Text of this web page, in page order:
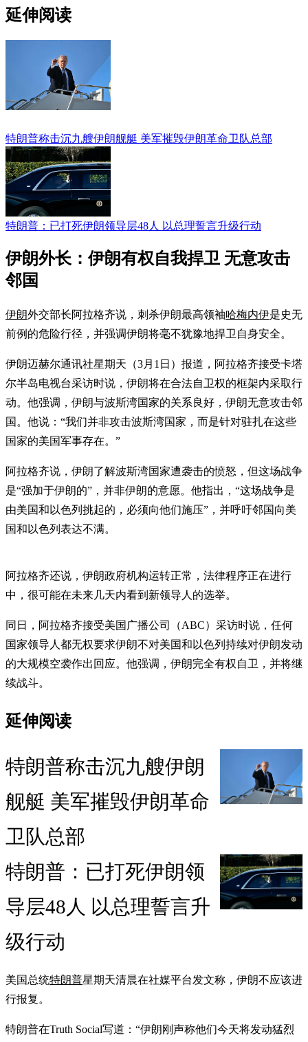
延伸阅读
特朗普称击沉九艘伊朗舰艇 美军摧毁伊朗革命卫队总部
特朗普：已打死伊朗领导层48人 以总理誓言升级行动
伊朗外长：伊朗有权自我捍卫 无意攻击
邻国
伊朗外交部长阿拉格齐说，刺杀伊朗最高领袖哈梅内伊是史无
前例的危险行径，并强调伊朗将毫不犹豫地捍卫自身安全。
伊朗迈赫尔通讯社星期天（3月1日）报道，阿拉格齐接受卡塔
尔半岛电视台采访时说，伊朗将在合法自卫权的框架内采取行
动。他强调，伊朗与波斯湾国家的关系良好，伊朗无意攻击邻
国。他说：“我们并非攻击波斯湾国家，而是针对驻扎在这些
国家的美国军事存在。”
阿拉格齐说，伊朗了解波斯湾国家遭袭击的愤怒，但这场战争
是“强加于伊朗的”，并非伊朗的意愿。他指出，“这场战争是
由美国和以色列挑起的，必须向他们施压”，并呼吁邻国向美
国和以色列表达不满。
阿拉格齐还说，伊朗政府机构运转正常，法律程序正在进行
中，很可能在未来几天内看到新领导人的选举。
同日，阿拉格齐接受美国广播公司（ABC）采访时说，任何
国家领导人都无权要求伊朗不对美国和以色列持续对伊朗发动
的大规模空袭作出回应。他强调，伊朗完全有权自卫，并将继
续战斗。
延伸阅读
特朗普称击沉九艘伊朗
舰艇 美军摧毁伊朗革命
卫队总部
特朗普：已打死伊朗领
导层48人 以总理誓言升
级行动
美国总统特朗普星期天清晨在社媒平台发文称，伊朗不应该进
行报复。
特朗普在Truth Social写道：“伊朗刚声称他们今天将发动猛烈